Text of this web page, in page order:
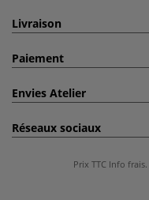
Livraison
Paiement
Envies Atelier
Réseaux sociaux
Prix TTC Info frais.